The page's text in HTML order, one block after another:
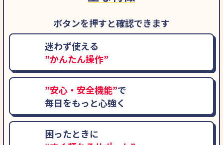
ボタンを押すと確認できます
迷わず使える
”かんたん操作”
”安心・安全機能”で
毎日をもっと心強く
困ったときに